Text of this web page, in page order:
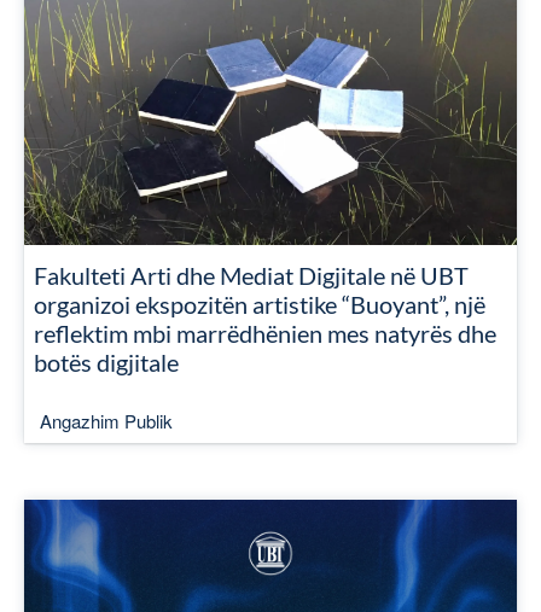
Fakulteti Arti dhe Mediat Digjitale në UBT
organizoi ekspozitën artistike “Buoyant”, një
reflektim mbi marrëdhënien mes natyrës dhe
botës digjitale
Angazhim Publik